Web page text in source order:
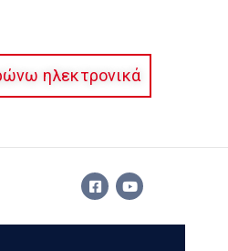
ηλεκτρονικά